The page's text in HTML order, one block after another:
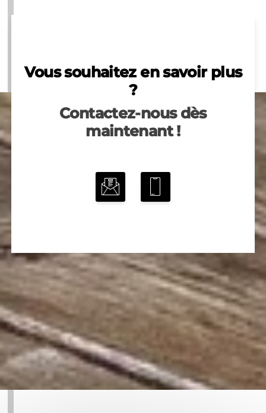
Vous souhaitez en savoir plus
?
Contactez-nous dès
maintenant !